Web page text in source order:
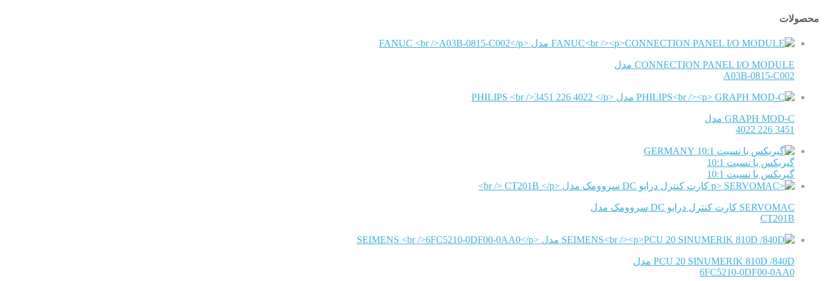
محصولات
FANUC
CONNECTION PANEL I/O MODULE مدل
A03B-0815-C002
PHILIPS
GRAPH MOD-C مدل
3451 226 4022
GERMANY
گیربکس با نسبت 10:1
گیربکس با نسبت 10:1
SERVOMAC کارت کنترل درایو DC سروومک مدل
CT201B
SEIMENS
PCU 20 SINUMERIK 810D /840D مدل
6FC5210-0DF00-0AA0